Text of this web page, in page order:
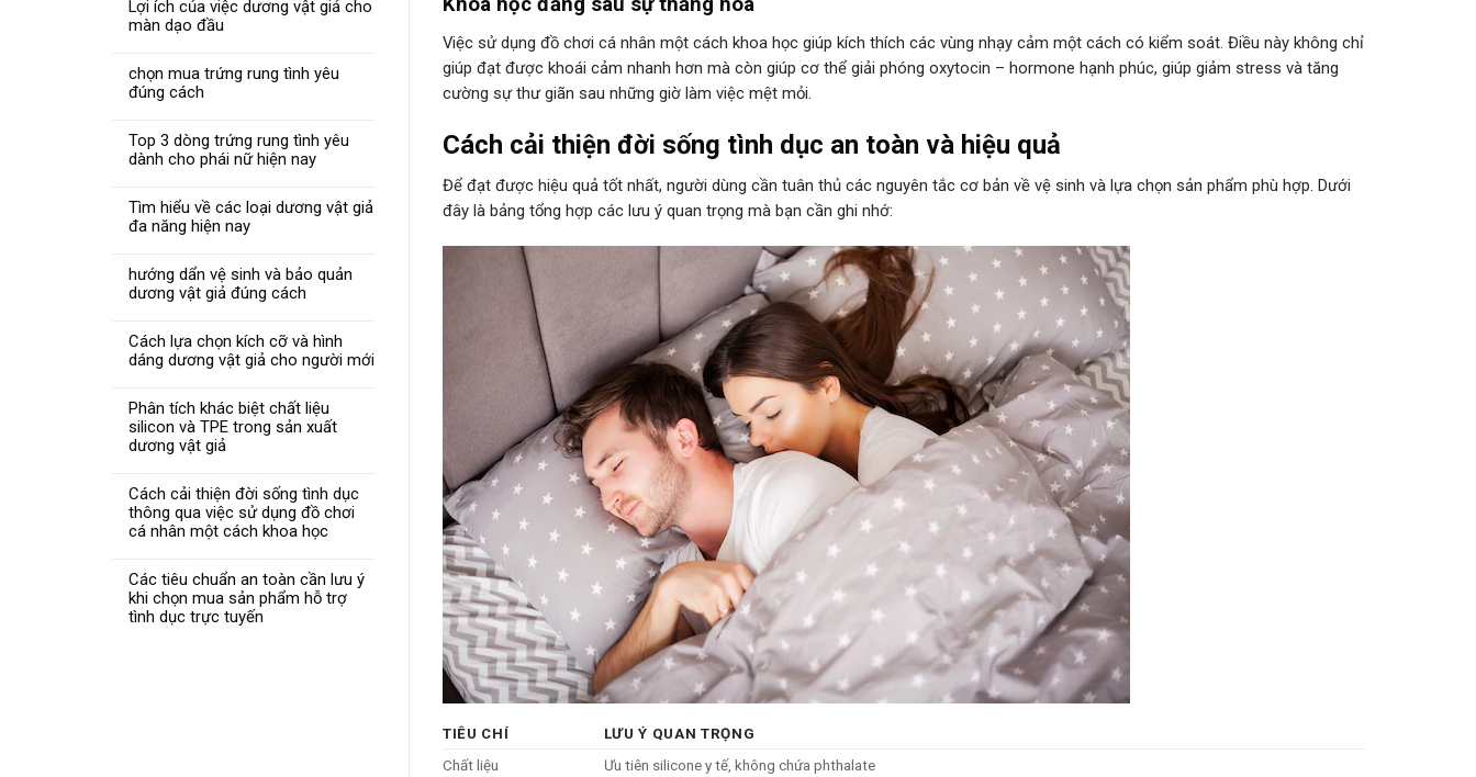
Lợi ích của việc dương vật giả cho
màn dạo đầu
chọn mua trứng rung tình yêu
đúng cách
Top 3 dòng trứng rung tình yêu
dành cho phái nữ hiện nay
Tìm hiểu về các loại dương vật giả
đa năng hiện nay
hướng dẩn vệ sinh và bảo quản
dương vật giả đúng cách
Cách lựa chọn kích cỡ và hình
dáng dương vật giả cho người mới
Phân tích khác biệt chất liệu
silicon và TPE trong sản xuất
dương vật giả
Cách cải thiện đời sống tình dục
thông qua việc sử dụng đồ chơi
cá nhân một cách khoa học
Các tiêu chuẩn an toàn cần lưu ý
khi chọn mua sản phẩm hỗ trợ
tình dục trực tuyến
Việc sử dụng đồ chơi cá nhân một cách khoa học giúp kích thích các vùng nhạy cảm một cách có kiểm soát. Điều này không chỉ
giúp đạt được khoái cảm nhanh hơn mà còn giúp cơ thể giải phóng oxytocin – hormone hạnh phúc, giúp giảm stress và tăng
cường sự thư giãn sau những giờ làm việc mệt mỏi.
Cách cải thiện đời sống tình dục an toàn và hiệu quả
Để đạt được hiệu quả tốt nhất, người dùng cần tuân thủ các nguyên tắc cơ bản về vệ sinh và lựa chọn sản phẩm phù hợp. Dưới
đây là bảng tổng hợp các lưu ý quan trọng mà bạn cần ghi nhớ:
TIÊU CHÍ
LƯU Ý QUAN TRỌNG
Chất liệu
Ưu tiên silicone y tế, không chứa phthalate